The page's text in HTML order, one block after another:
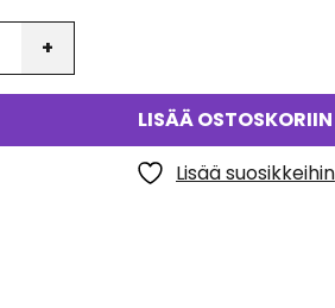
LISÄÄ OSTOSKORIIN
Lisää suosikkeihin